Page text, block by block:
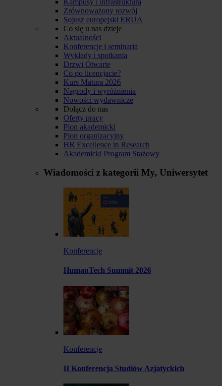
Zrównoważony rozwój
Sojusz europejski ERUA
Co się u nas dzieje
Aktualności
Konferencje i seminaria
Wykłady i spotkania
Drzwi Otwarte
Co po licencjacie?
Kurs Matura 2026
Nagrody i wyróżnienia
Nowości wydawnicze
Dołącz do nas
Oferty pracy
Pion akademicki
Pion organizacyjny
HR Excellence in Research
Akademicki Program Stażowy
Wiadomości z kategorii My, Uniwersytet
Konferencje
HumanTech Summit 2026
Konferencje
II Konferencja Studiów Azjatyckich